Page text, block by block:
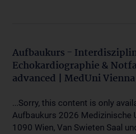
Aufbaukurs -
Echokardiographie &
advanced | MedUni Vienna
...Sorry, this content is only
Aufbaukurs 2026 Medizinische
1090 Wien, Van Swieten Saal